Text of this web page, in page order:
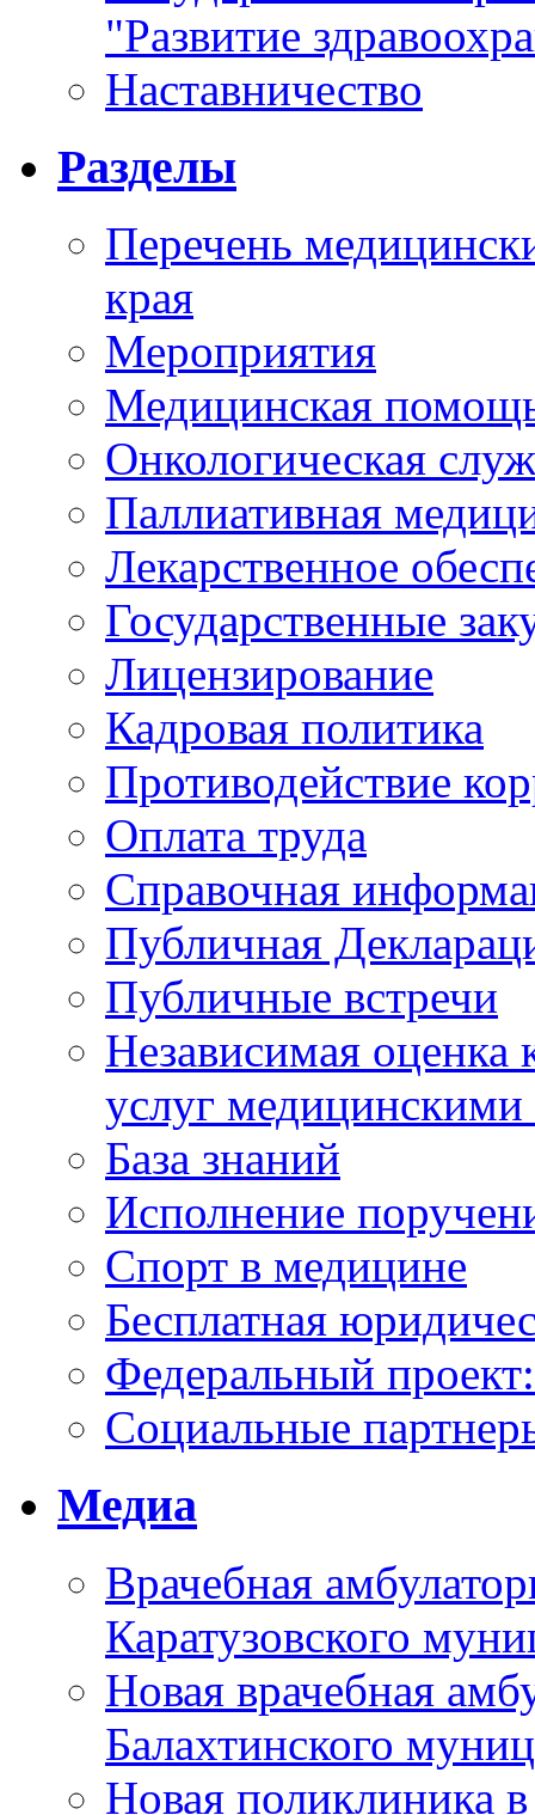
"Развитие
Наставничество
Разделы
Перечень
края
Мероприятия
Медицинская
Онкологическая
Паллиативная
Лекарственное
Государственные
Лицензирование
Кадровая политика
Противодействие
Оплата труда
Справочная
Публичная
Публичные встречи
Независимая оценка
услуг
База знаний
Исполнение
Спорт в медицине
Бесплатная
Федеральный
Социальные
Медиа
Врачебная
Каратузовского
Новая врачебная
Балахтинского
Новая поликлиника